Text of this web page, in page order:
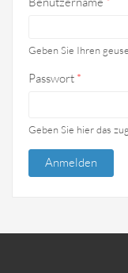
Geben Sie Ihren
Passwort *
Geben Sie hier das